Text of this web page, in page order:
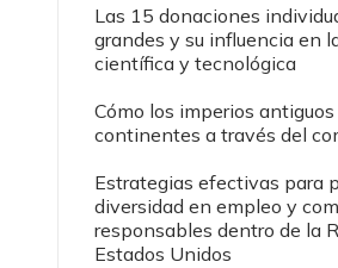
Las 15 donaciones
grandes y su influencia en
científica y tecnológica
Cómo los imperios
continentes a través del
Estrategias efectivas para
diversidad en empleo y
responsables dentro de la
Estados Unidos